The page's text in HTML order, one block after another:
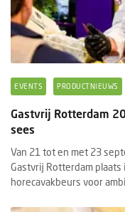
EVENTS PRODUCTNIEUWS
Gastvrij Rotterdam
sees
Van 21 tot en met 23
Gastvrij Rotterdam
horecavakbeurs voor